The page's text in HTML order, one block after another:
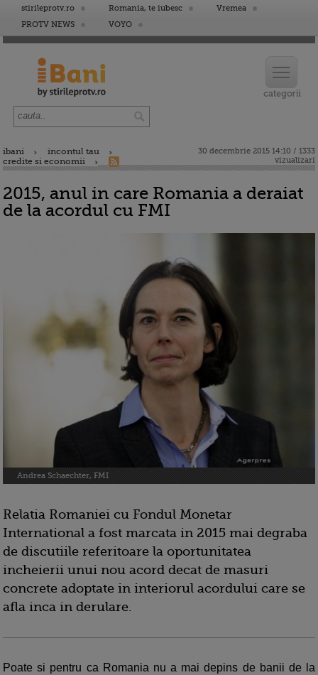
stirileprotv.ro Romania, te iubesc
Vremea
PROTV NEWS
VOYO
ibani
incontul tau
credite si economii
30 decembrie 2015 14:10 / 1333
vizualizari
2015, anul in care Romania a deraiat
de la acordul cu FMI
Andrea Schaechter, FMI
Relatia Romaniei cu Fondul Monetar
International a fost marcata in 2015 mai degraba
de discutiile referitoare la oportunitatea
incheierii unui nou acord decat de masuri
concrete adoptate in interiorul acordului care se
afla inca in derulare.
Poate si pentru ca Romania nu a mai depins de banii de la